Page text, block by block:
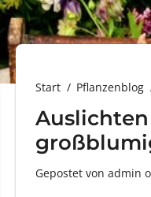
Start Pflanzenblog
Gepostet von admin